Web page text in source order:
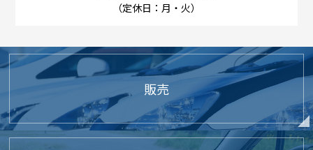
（定休日：月・火）
販売